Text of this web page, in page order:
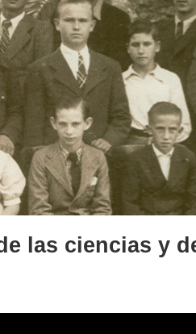
las ciencias y